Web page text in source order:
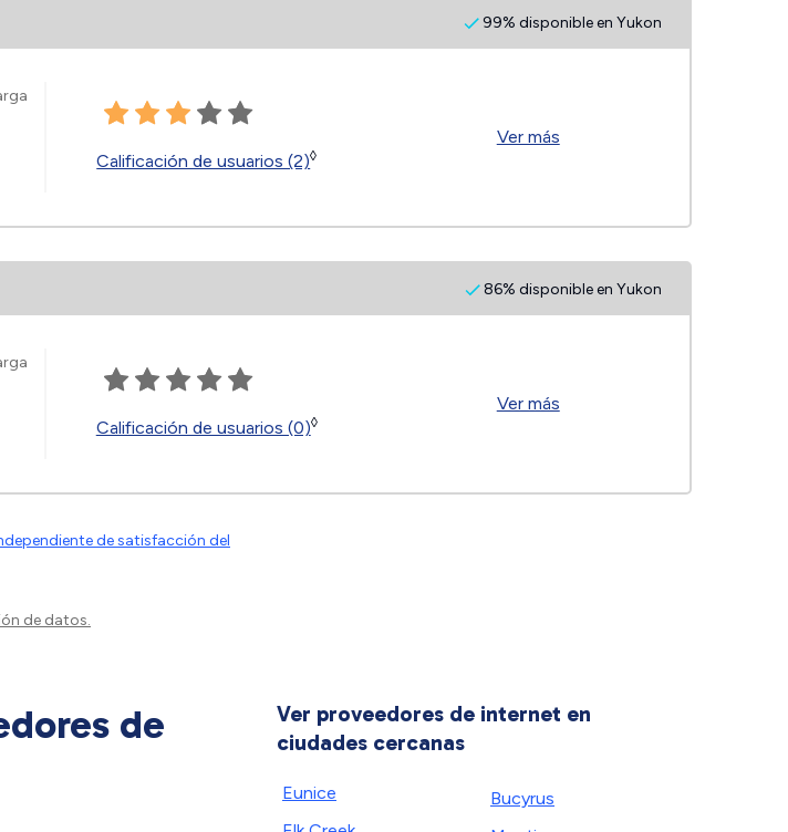
99% disponible en Yukon
Calificación de usuarios (2)◊
Ver más
86% disponible en Yukon
Calificación de usuarios (0)◊
Ver más
de satisfacción del
de datos.
de
Ver proveedores de internet en
ciudades cercanas
Eunice
Bucyrus